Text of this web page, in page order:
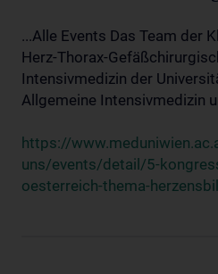
...Alle Events Das Team der
Herz-Thorax-
Intensivmedizin der
Allgemeine Intensivmedizin
https://
uns/events/detail/5-
oesterreich-thema-